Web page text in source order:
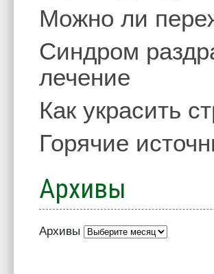
Можно ли
Синдром
лечение
Как украсить
Горячие
Архивы
Архивы